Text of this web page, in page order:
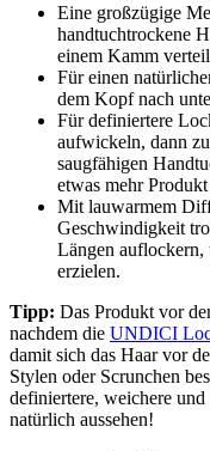
Eine großzügige
handtuchtrockene
einem Kamm
Für einen
dem Kopf nach
Für definiertere
aufwickeln, dann
saugfähigen
etwas mehr
Mit lauwarmem
Geschwindigkeit
Längen auflockern,
erzielen.
Tipp: Das Produkt vor
nachdem die UNDICI
damit sich das Haar vor
Stylen oder Scrunchen
definiertere, weichere
natürlich aussehen!